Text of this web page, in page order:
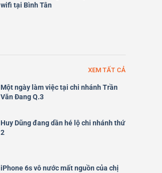
wifi tại Bình Tân
XEM TẤT CẢ
Một ngày làm việc tại chi nhánh Trần
Văn Đang Q.3
Huy Dũng đang dần hé lộ chi nhánh thứ
2
iPhone 6s vô nước mất nguồn của chị